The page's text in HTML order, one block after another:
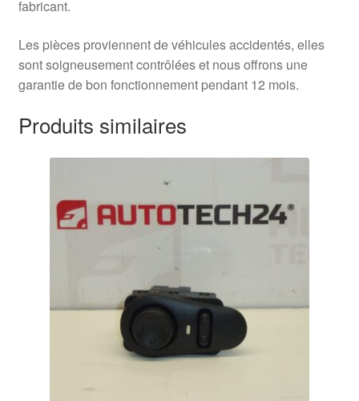
fabricant.
Les pièces proviennent de véhicules accidentés, elles
sont soigneusement contrôlées et nous offrons une
garantie de bon fonctionnement pendant 12 mois.
Produits similaires